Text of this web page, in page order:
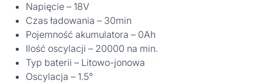
Napięcie – 18V
Czas ładowania – 30min
Pojemność akumulatora – 0Ah
Ilość oscylacji – 20000 na min.
Typ baterii – Litowo-jonowa
Oscylacja – 1.5°